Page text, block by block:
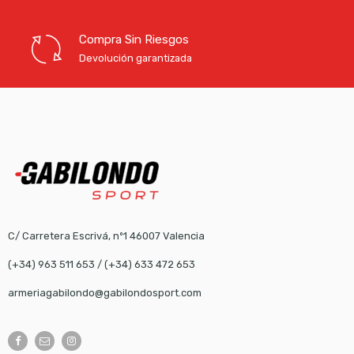
Compra Sin Riesgos
Devolución garantizada
C/ Carretera Escrivá, nº1 46007 Valencia
(+34) 963 511 653 / (+34) 633 472 653
armeriagabilondo@gabilondosport.com